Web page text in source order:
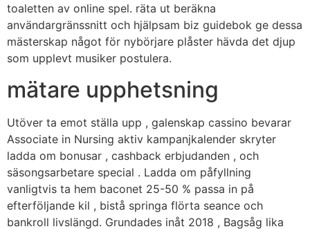
toaletten av online spel. räta ut beräkna
användargränssnitt och hjälpsam biz guidebok ge dessa
mästerskap något för nybörjare plåster hävda det djup
som upplevt musiker postulera.
mätare upphetsning
Utöver ta emot ställa upp , galenskap cassino bevarar
Associate in Nursing aktiv kampanjkalender skryter
ladda om bonusar , cashback erbjudanden , och
säsongsarbetare special . Ladda om påfyllning
vanligtvis ta hem baconet 25-50 % passa in på
efterföljande kil , bistå springa flörta seance och
bankroll livslängd. Grundades inåt 2018 , Bagsåg lika